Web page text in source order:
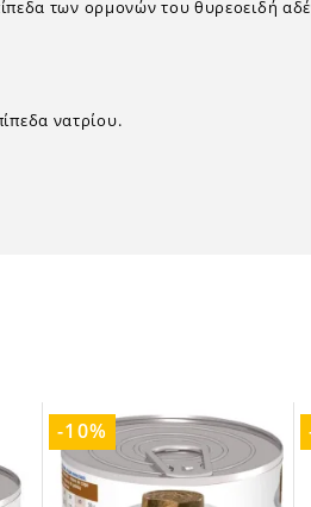
των ορμονών του θυρεοειδή
νατρίου.
-10%